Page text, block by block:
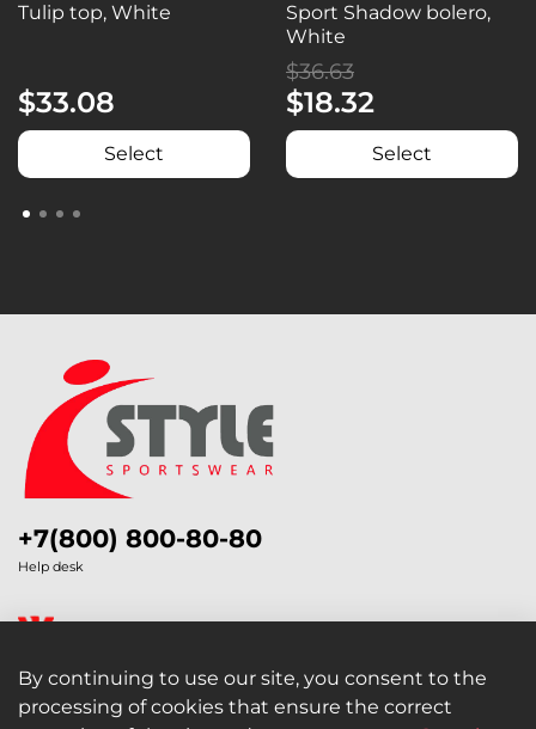
Tulip top, White
$33.08
Select
Sport Shadow bolero,
White
$36.63
$18.32
Select
+7(800) 800-80-80
Help desk
By continuing to use our site, you consent to the
processing of cookies that ensure the correct